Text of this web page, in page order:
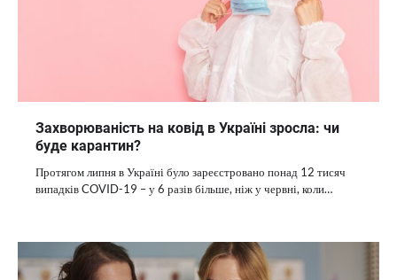
Захворюваність на ковід в Україні зросла: чи
буде карантин?
Протягом липня в Україні було зареєстровано понад 12 тисяч
випадків COVID-19 – у 6 разів більше, ніж у червні, коли…